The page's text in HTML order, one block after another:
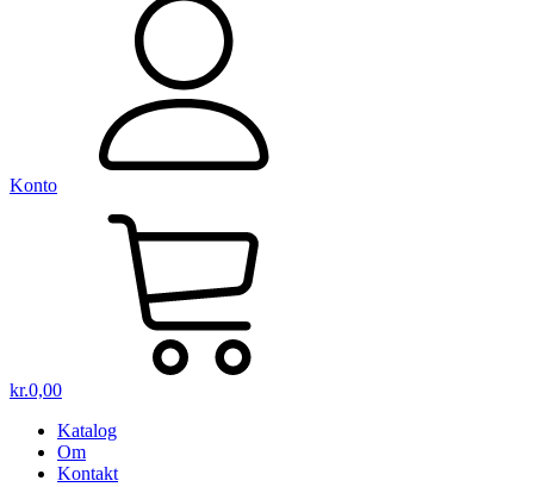
Konto
kr.0,00
Katalog
Om
Kontakt